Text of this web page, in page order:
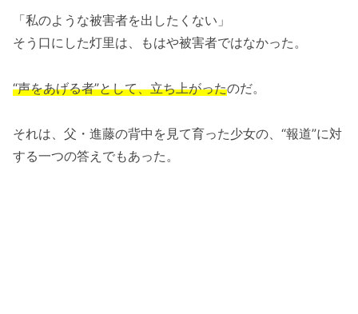
「私のような被害者を出したくない」
そう口にした灯里は、もはや被害者ではなかった。
“声をあげる者”として、立ち上がったのだ。
それは、父・進藤の背中を見て育った少女の、“報道”に対
する一つの答えでもあった。